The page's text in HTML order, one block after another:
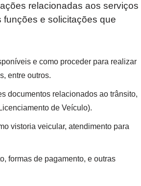
relacionadas aos serviços
e solicitações que
e como proceder para realizar
entre outros.
documentos relacionados ao trânsito,
de Veículo).
vistoria veicular, atendimento para
formas de pagamento, e outras